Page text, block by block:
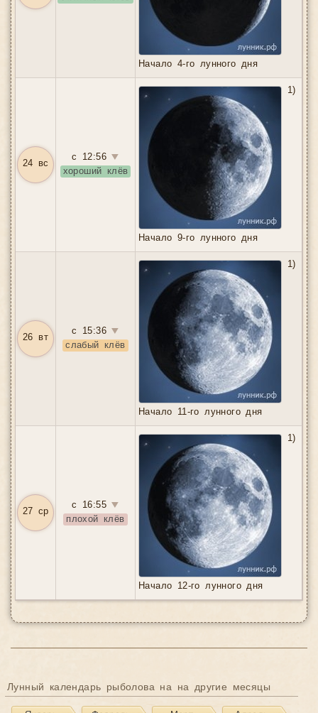
Начало 4-го лунного дня
24 вс
с 12:56▼
хороший клёв
1)
Начало 9-го лунного дня
26 вт
с 15:36▼
слабый клёв
1)
Начало 11-го лунного дня
27 ср
с 16:55▼
плохой клёв
1)
Начало 12-го лунного дня
Лунный календарь рыболова на на другие месяцы